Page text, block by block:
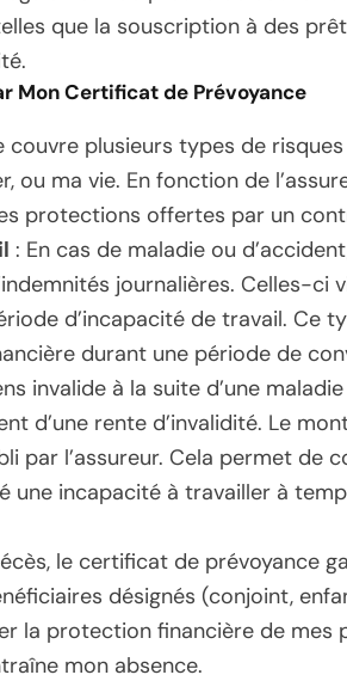
que la souscription à des
Mon Certificat de Prévoyance
plusieurs types de
ou ma vie. En fonction de
protections offertes par un
: En cas de maladie ou
journalières. Celles-ci
d’incapacité de travail. Ce
durant une période de
invalide à la suite d’une
d’une rente d’invalidité. Le
par l’assureur. Cela permet de
une incapacité à travailler à
le certificat de prévoyance
désignés (conjoint,
la protection financière de mes
mon absence.